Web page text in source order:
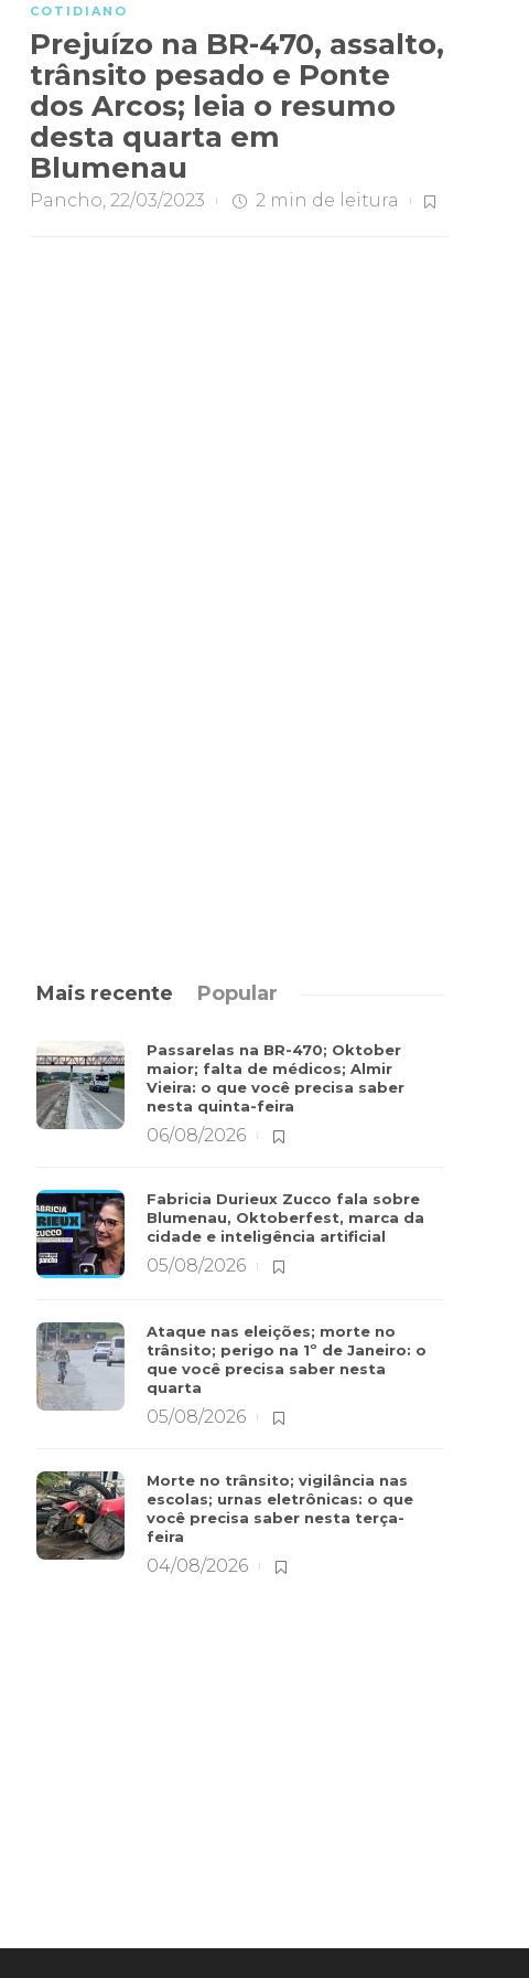
COTIDIANO
Prejuízo na BR-470, assalto,
trânsito pesado e Ponte
dos Arcos; leia o resumo
desta quarta em
Blumenau
Pancho, 22/03/2023 2 min de leitura
Mais recente Popular
Passarelas na BR-470; Oktober
maior; falta de médicos; Almir
Vieira: o que você precisa saber
nesta quinta-feira
06/08/2026
Fabricia Durieux Zucco fala sobre
Blumenau, Oktoberfest, marca da
cidade e inteligência artificial
05/08/2026
Ataque nas eleições; morte no
trânsito; perigo na 1º de Janeiro: o
que você precisa saber nesta
quarta
05/08/2026
Morte no trânsito; vigilância nas
escolas; urnas eletrônicas: o que
você precisa saber nesta terça-
feira
04/08/2026